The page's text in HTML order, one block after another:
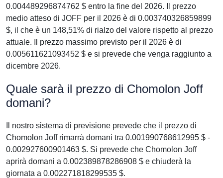
0.004489296874762 $ entro la fine del 2026. Il prezzo
medio atteso di JOFF per il 2026 è di 0.003740326859899
$, il che è un 148,51% di rialzo del valore rispetto al prezzo
attuale. Il prezzo massimo previsto per il 2026 è di
0.005611621093452 $ e si prevede che venga raggiunto a
dicembre 2026.
Quale sarà il prezzo di Chomolon Joff
domani?
Il nostro sistema di previsione prevede che il prezzo di
Chomolon Joff rimarrà domani tra 0.001990768612995 $ -
0.002927600901463 $. Si prevede che Chomolon Joff
aprirà domani a 0.002389878286908 $ e chiuderà la
giornata a 0.002271818299535 $.